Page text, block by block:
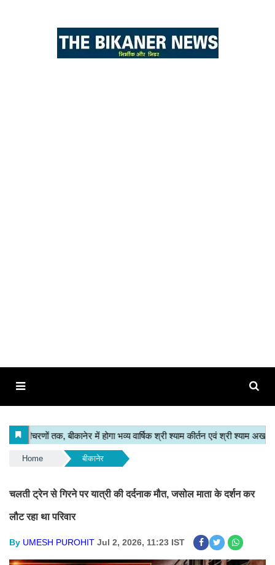
Home बीकानेर
चलती ट्रेन से गिरने पर यात्री की दर्दनाक मौत, जसोल माता के दर्शन कर
लौट रहा था परिवार
By UMESH PUROHIT Jul 2, 2026, 11:23 IST